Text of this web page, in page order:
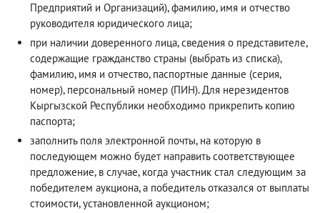
Предприятий и Организаций), фамилию, имя и отчество
руководителя юридического лица;
при наличии доверенного лица, сведения о представителе,
содержащие гражданство страны (выбрать из списка),
фамилию, имя и отчество, паспортные данные (серия,
номер), персональный номер (ПИН). Для нерезидентов
Кыргызской Республики необходимо прикрепить копию
паспорта;
заполнить поля электронной почты, на которую в
последующем можно будет направить соответствующее
предложение, в случае, когда участник стал следующим за
победителем аукциона, а победитель отказался от выплаты
стоимости, установленной аукционом;